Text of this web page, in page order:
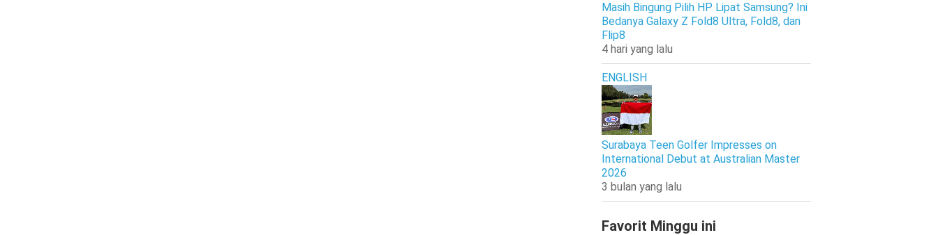
Masih Bingung Pilih HP Lipat Samsung? Ini
Bedanya Galaxy Z Fold8 Ultra, Fold8, dan
Flip8
4 hari yang lalu
ENGLISH
Surabaya Teen Golfer Impresses on
International Debut at Australian Master
2026
3 bulan yang lalu
Favorit Minggu ini